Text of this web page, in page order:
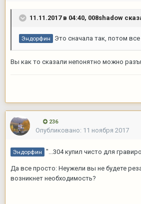
11.11.2017 в 04:40, 008shadow
Эндорфин Это сначала так, потом все
Вы как то сказали непонятно можно
236
Опубликовано: 11 ноября 2017
Эндорфин "...304 купил чисто для
Да все просто: Неужели вы не будете
возникнет необходимость?